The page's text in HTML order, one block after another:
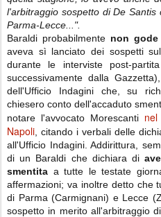
l'arbitraggio sospetto di De
Parma-Lecce...".
Baraldi probabilmente non
aveva sì lanciato dei sospetti
durante le interviste post-
successivamente dalla
dell'Ufficio Indagini che, su
chiesero conto dell'accaduto
notare l'avvocato Morescanti
Napoli , citando i verbali delle
all'Ufficio Indagini. Addirittura,
di un Baraldi che dichiara di
smentita a tutte le testate
affermazioni; va inoltre detto che
di Parma (Carmignani) e Lecce
sospetto in merito all'arbitraggio